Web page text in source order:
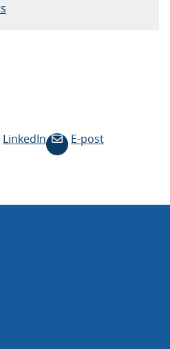
LinkedIn E-post